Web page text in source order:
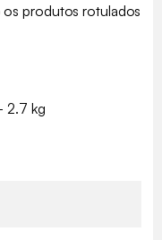
produtos rotulados
2.7 kg